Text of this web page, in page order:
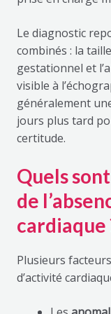
Le diagnostic
combinés : la
gestationnel et
visible à
généralement
jours plus tard
certitude.
Quels
de
cardiaque
Plusieurs
d’activité